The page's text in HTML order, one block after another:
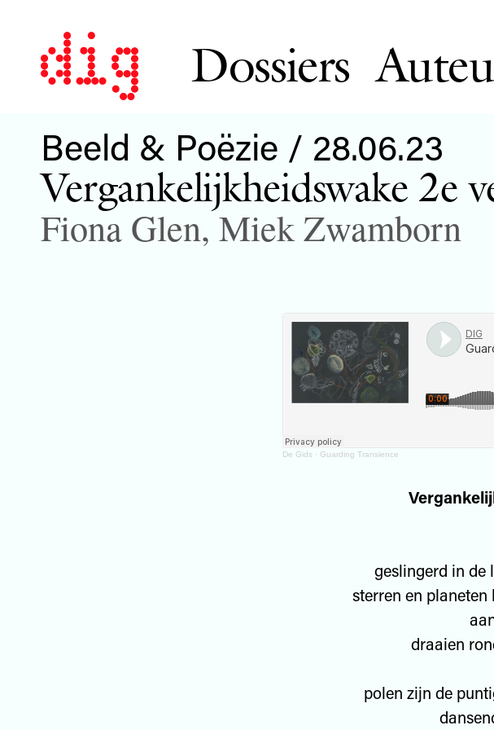
Dossiers
Beeld & Poëzie / 28.06.23
Vergankelijkheidswake 2e
Fiona Glen,Miek Zwamborn
De Gids · Guarding Transience
geslingerd in de
sterren en
draaien
polen zijn de